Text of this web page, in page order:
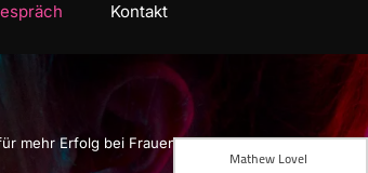
Kontakt
mehr Erfolg bei Frauen